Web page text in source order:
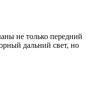
не только передний
дальний свет, но